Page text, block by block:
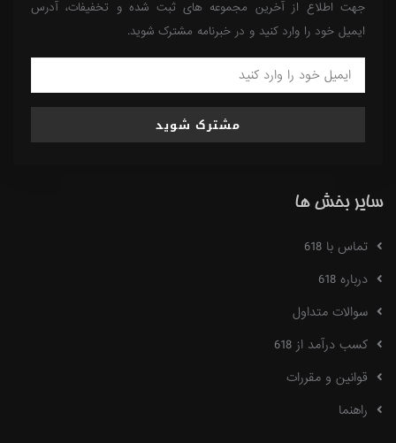
جهت اطلاع از آخرین مجموعه های ثبت شده و تخفیفات، آدرس
ایمیل خود را وارد کنید و در خبرنامه مشترک شوید.
مشترک شوید
سایر بخش ها
تماس با 618
درباره 618
سوالات متداول
کسب درآمد از 618
قوانین و مقررات
راهنما